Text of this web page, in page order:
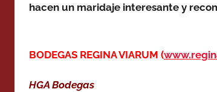
hacen un maridaje interesante y
BODEGAS REGINA VIARUM (
HGA Bodegas